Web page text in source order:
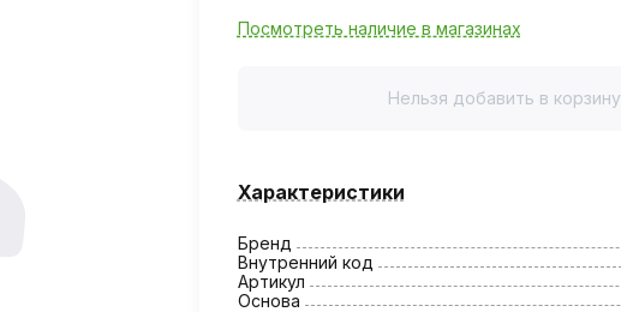
Посмотреть наличие в магазинах
Нельзя добавить в корзину
Характеристики
Бренд
Внутренний код
Артикул
Основа